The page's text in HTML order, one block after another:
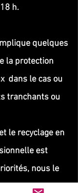
h.
quelques
la protection
dans le cas ou
tranchants ou
le recyclage en
est
nous le
devis et